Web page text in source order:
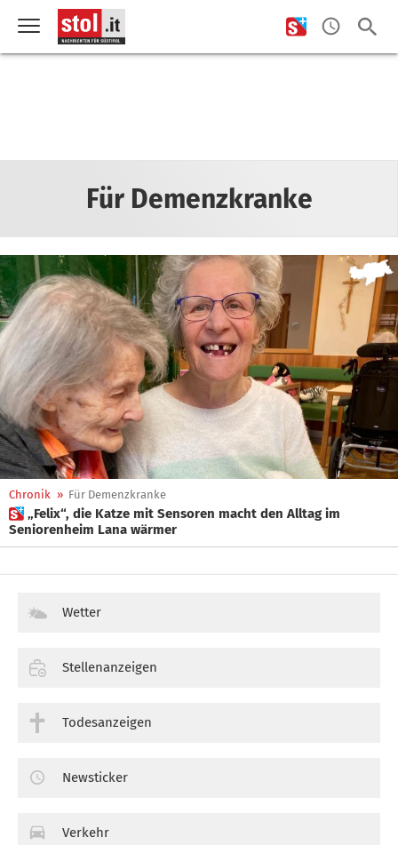
Für Demenzkranke
Chronik » Für Demenzkranke
 „Felix“, die Katze mit Sensoren macht den Alltag im
Seniorenheim Lana wärmer
Wetter
Stellenanzeigen
Todesanzeigen
Newsticker
Verkehr